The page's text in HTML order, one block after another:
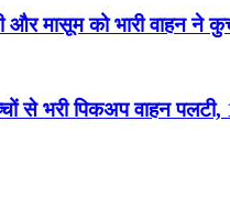
मासूम को भारी वाहन ने
से भरी पिकअप वाहन